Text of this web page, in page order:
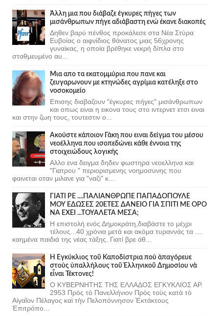
Άλλη μια που διάβαζε έγκυρες πήγες των
μισάνθρωπων πήγε αδιάβαστη ενώ έκανε διακοπές
Δηθεν βαρύ πένθος προκάλεσε στα Νέα Στύρα
Ευβοίας ο αιφνίδιος θάνατος μιας 56χρονης
γυναίκας, η οποία βρέθηκε νεκρή δίπλα στο
σταθμευμένο αυ...
Μια απο τα εκατομμύρια που πανε και
ζευγαρωνουν με κτηνώδες αγρίμια κατέληξε στο
νοσοκομείο
Επισης διαβαζουν "έγκυρες πήγες" μισάνθρωπων
και οπως ειναι η εικονα τους στο ιντερνετ ετσι ειναι
και στην ζωη τους, τουτεστιν ο...
Ακούστε κάποιον Γάκη που ειναι δείγμα του μέσου
νεοέλληνα που ισοπεδώνει κάθε έννοια της
στοιχειώδους λογικής
Αλλο ενα δειγμα δηδεν φωστηρα νεοελληνα και
"Γιατρου " περιορισμενης νοημοσυνης που
φαινεται οταν μιλανε για "ναζι" κ...
ΓΙΑΤΙ ΡΕ ....ΠΑΛΙΑΝΘΡΩΠΕ ΠΑΠΑΔΟΠΟΥΛΕ
ΜΟΥ ΕΔΩΣΕΣ 20ΕΤΕΣ ΔΑΝΕΙΟ ΓΙΑ ΣΠΙΤΙ ΜΕ ΟΡΟ
ΝΑ ΕΧΕΙ ...ΤΟΥΑΛΕΤΑ ΜΕΣΑ;
Η επιστολή ενός Δημοκράτη,διαβάστε το μέχρι
τέλους...40 χρόνια μετά και ακόμα τυραννάς τα ....
καημένα παιδιά της νέας τάξης. Γιατί βρε άθ...
Ἡ Ἐγκύκλιος τοῦ Καποδίστρια ποὺ ἀπαγόρευε
στοὺς ὑπαλλήλους τοῦ Ἑλληνικοῦ Δημοσίου νὰ
εἶναι Τέκτονες!
Ο ΚΥΒΕΡΝΗΤΗΣ ΤΗΣ ΕΛΛΑΔΟΣ ΕΓΚΥΚΛΙΟΣ ΑΡ.
2953 Πρὸς τὸ Πανελλήνιον Πρὸς τοὺς κατὰ τὸ
Αἰγαῖον Πέλαγος καὶ τὴν Πελοπόννησον Ἐκτάκτους
Ἐπιτρόπο...